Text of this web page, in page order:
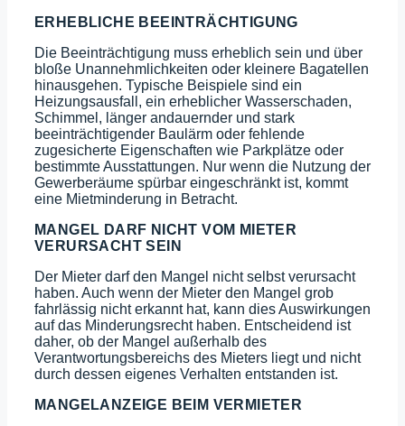
ERHEBLICHE BEEINTRÄCHTIGUNG
Die Beeinträchtigung muss erheblich sein und über
bloße Unannehmlichkeiten oder kleinere Bagatellen
hinausgehen. Typische Beispiele sind ein
Heizungsausfall, ein erheblicher Wasserschaden,
Schimmel, länger andauernder und stark
beeinträchtigender Baulärm oder fehlende
zugesicherte Eigenschaften wie Parkplätze oder
bestimmte Ausstattungen. Nur wenn die Nutzung der
Gewerberäume spürbar eingeschränkt ist, kommt
eine Mietminderung in Betracht.
MANGEL DARF NICHT VOM MIETER
VERURSACHT SEIN
Der Mieter darf den Mangel nicht selbst verursacht
haben. Auch wenn der Mieter den Mangel grob
fahrlässig nicht erkannt hat, kann dies Auswirkungen
auf das Minderungsrecht haben. Entscheidend ist
daher, ob der Mangel außerhalb des
Verantwortungsbereichs des Mieters liegt und nicht
durch dessen eigenes Verhalten entstanden ist.
MANGELANZEIGE BEIM VERMIETER